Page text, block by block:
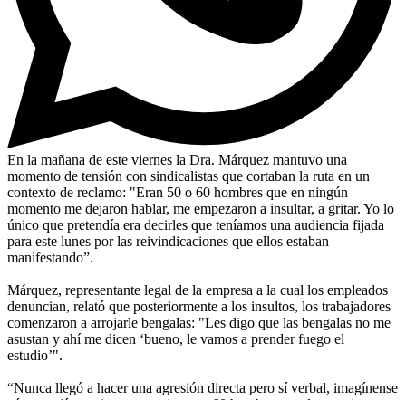
En la mañana de este viernes la Dra. Márquez mantuvo una
momento de tensión con sindicalistas que cortaban la ruta en un
contexto de reclamo: "Eran 50 o 60 hombres que en ningún
momento me dejaron hablar, me empezaron a insultar, a gritar. Yo lo
único que pretendía era decirles que teníamos una audiencia fijada
para este lunes por las reivindicaciones que ellos estaban
manifestando”.
Márquez, representante legal de la empresa a la cual los empleados
denuncian, relató que posteriormente a los insultos, los trabajadores
comenzaron a arrojarle bengalas: "Les digo que las bengalas no me
asustan y ahí me dicen ‘bueno, le vamos a prender fuego el
estudio’".
“Nunca llegó a hacer una agresión directa pero sí verbal, imagínense